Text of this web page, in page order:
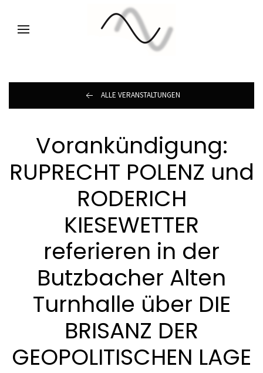
ALLE VERANSTALTUNGEN
Vorankündigung:
RUPRECHT POLENZ und
RODERICH
KIESEWETTER
referieren in der
Butzbacher Alten
Turnhalle über DIE
BRISANZ DER
GEOPOLITISCHEN LAGE